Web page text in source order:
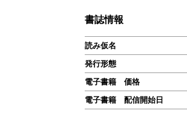
書誌情報
読み仮名
発行形態
電子書籍 価格
電子書籍 配信開始日